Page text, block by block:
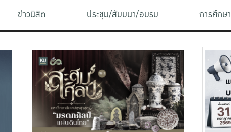
ข่าวนิสิต ประชุม/สัมมนา/อบรม การศึกษา